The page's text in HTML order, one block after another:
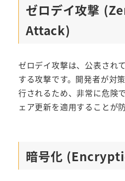
ゼロデイ攻撃
Attack)
ゼロデイ攻撃は、公表され
する攻撃です。開発者が対
行されるため、非常に危険
ェア更新を適用することが
暗号化